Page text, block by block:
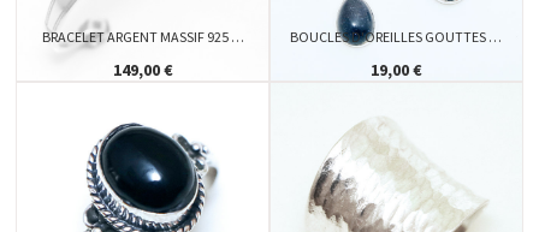
BRACELET ARGENT MASSIF 925 …
149,00 €
BOUCLES D'OREILLES GOUTTES …
19,00 €